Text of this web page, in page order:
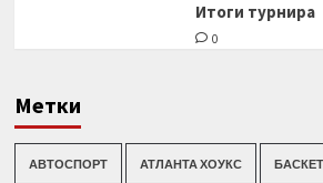
Итоги турнира
0
Метки
АВТОСПОРТ АТЛАНТА ХОУКС